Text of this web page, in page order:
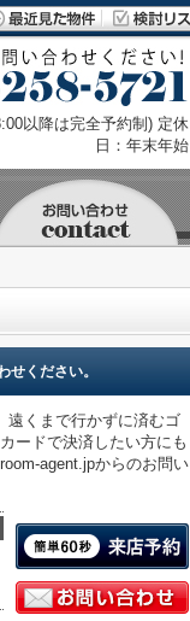
以降は完全予約制) 定休
日：年末年始
せください。
遠くまで行かずに済むゴ
ードで決済したい方にも
agent.jpからのお問い